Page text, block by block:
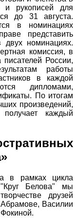
и рукописей для
до 31 августа.
в номинациях
представить
номинациях.
комиссия, в
России,
работы
в каждой
дипломами,
По итогам
произведений,
каждый
в рамках цикла
"Круг Белова" мы
друзей
Василии